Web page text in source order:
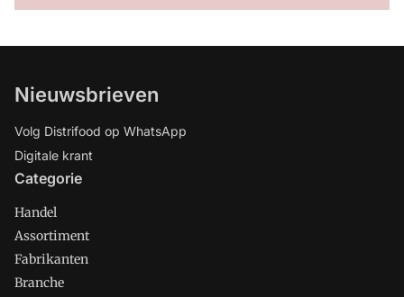
Nieuwsbrieven
Volg Distrifood op WhatsApp
Digitale krant
Categorie
Handel
Assortiment
Fabrikanten
Branche